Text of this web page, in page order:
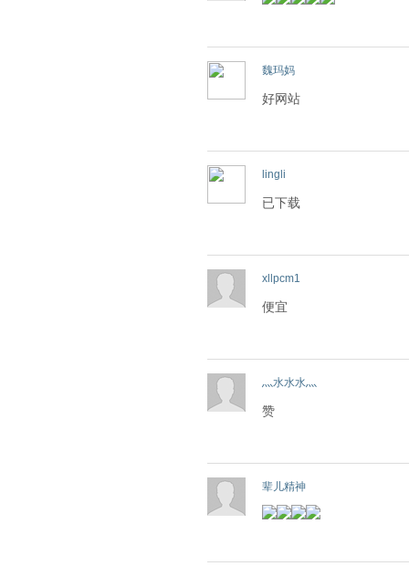
魏玛妈
好网站
lingli
已下载
xllpcm1
便宜
灬水水水灬
赞
辈儿精神